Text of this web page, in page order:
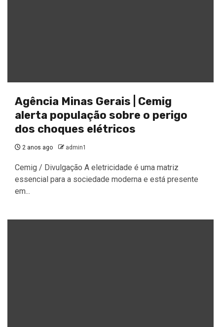
Agência Minas Gerais | Cemig
alerta população sobre o perigo
dos choques elétricos
2 anos ago admin1
Cemig / Divulgação A eletricidade é uma matriz
essencial para a sociedade moderna e está presente
em...